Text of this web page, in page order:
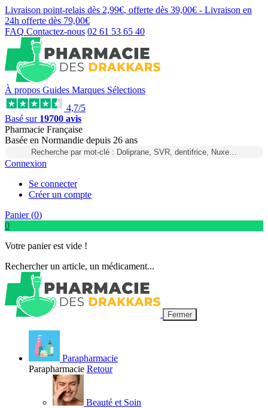
Livraison point-relais dès 2,99€, offerte dès 39,00€ - Livraison en
24h offerte dès 79,00€
FAQ Contactez-nous 02 61 53 65 40
À propos Guides Marques Sélections
4,7/5
Basé sur 19700 avis
Pharmacie Française
Basée en Normandie depuis 26 ans
Recherche par mot-clé : Doliprane, SVR, dentifrice, Nuxe…
Connexion
Se connecter
Créer un compte
Panier (0)
0
Votre panier est vide !
Rechercher un article, un médicament...
Fermer
Parapharmacie
Parapharmacie Retour
Beauté et Soin